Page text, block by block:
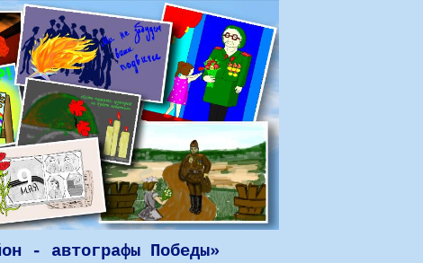
- автографы Победы»